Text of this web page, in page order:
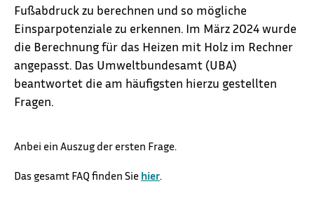
Fußabdruck zu berechnen und so mögliche
Einsparpotenziale zu erkennen. Im März 2024 wurde
die Berechnung für das Heizen mit Holz im Rechner
angepasst. Das Umweltbundesamt (UBA)
beantwortet die am häufigsten hierzu gestellten
Fragen.
Anbei ein Auszug der ersten Frage.
Das gesamt FAQ finden Sie hier.